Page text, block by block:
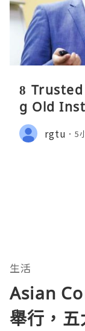
8
g Old
rgtu 5
生活
Asian
舉行，五